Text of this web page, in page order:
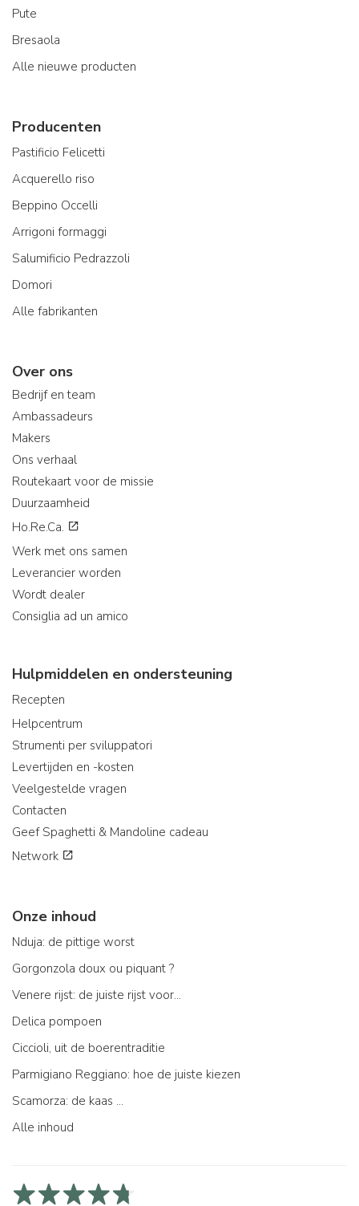
Pute
Bresaola
Alle nieuwe producten
Producenten
Pastificio Felicetti
Acquerello riso
Beppino Occelli
Arrigoni formaggi
Salumificio Pedrazzoli
Domori
Alle fabrikanten
Over ons
Bedrijf en team
Ambassadeurs
Makers
Ons verhaal
Routekaart voor de missie
Duurzaamheid
Ho.Re.Ca.
Werk met ons samen
Leverancier worden
Wordt dealer
Consiglia ad un amico
Hulpmiddelen en ondersteuning
Recepten
Helpcentrum
Strumenti per sviluppatori
Levertijden en -kosten
Veelgestelde vragen
Contacten
Geef Spaghetti & Mandoline cadeau
Network
Onze inhoud
Nduja: de pittige worst
Gorgonzola doux ou piquant ?
Venere rijst: de juiste rijst voor...
Delica pompoen
Ciccioli, uit de boerentraditie
Parmigiano Reggiano: hoe de juiste kiezen
Scamorza: de kaas ...
Alle inhoud